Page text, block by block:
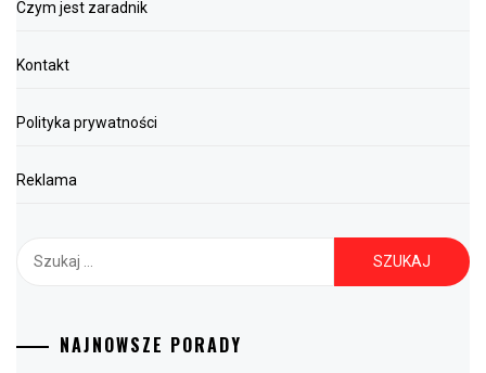
Czym jest zaradnik
Kontakt
Polityka prywatności
Reklama
NAJNOWSZE PORADY